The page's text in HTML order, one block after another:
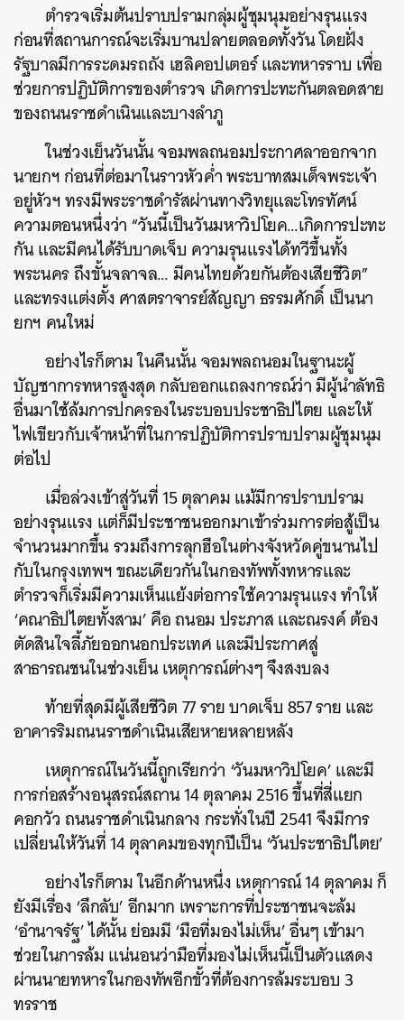
ตำรวจเริ่มต้นปราบปรามกลุ่มผู้ชุมนุมอย่างรุนแรง
ก่อนที่สถานการณ์จะเริ่มบานปลายตลอดทั้งวัน โดยฝั่ง
รัฐบาลมีการระดมรถถัง เฮลิคอปเตอร์ และทหารราบ เพื่อ
ช่วยการปฏิบัติการของตำรวจ เกิดการปะทะกันตลอดสาย
ของถนนราชดำเนินและบางลำภู
ในช่วงเย็นวันนั้น จอมพลถนอมประกาศลาออกจาก
นายกฯ ก่อนที่ต่อมาในราวหัวค่ำ พระบาทสมเด็จพระเจ้า
อยู่หัวฯ ทรงมีพระราชดำรัสผ่านทางวิทยุและโทรทัศน์
ความตอนหนึ่งว่า “วันนี้เป็นวันมหาวิปโยค…เกิดการปะทะ
กัน และมีคนได้รับบาดเจ็บ ความรุนแรงได้ทวีขึ้นทั้ง
พระนคร ถึงขั้นจลาจล… มีคนไทยด้วยกันต้องเสียชีวิต”
และทรงแต่งตั้ง ศาสตราจารย์สัญญา ธรรมศักดิ์ เป็นนา
ยกฯ คนใหม่
อย่างไรก็ตาม ในคืนนั้น จอมพลถนอมในฐานะผู้
บัญชาการทหารสูงสุด กลับออกแถลงการณ์ว่า มีผู้นำลัทธิ
อื่นมาใช้ล้มการปกครองในระบอบประชาธิปไตย และให้
ไฟเขียวกับเจ้าหน้าที่ในการปฏิบัติการปราบปรามผู้ชุมนุม
ต่อไป
เมื่อล่วงเข้าสู่วันที่ 15 ตุลาคม แม้มีการปราบปราม
อย่างรุนแรง แต่ก็มีประชาชนออกมาเข้าร่วมการต่อสู้เป็น
จำนวนมากขึ้น รวมถึงการลุกฮือในต่างจังหวัดคู่ขนานไป
กับในกรุงเทพฯ ขณะเดียวกันในกองทัพทั้งทหารและ
ตำรวจก็เริ่มมีความเห็นแย้งต่อการใช้ความรุนแรง ทำให้
‘คณาธิปไตยทั้งสาม’ คือ ถนอม ประภาส และณรงค์ ต้อง
ตัดสินใจลี้ภัยออกนอกประเทศ และมีประกาศสู่
สาธารณชนในช่วงเย็น เหตุการณ์ต่างๆ จึงสงบลง
ท้ายที่สุดมีผู้เสียชีวิต 77 ราย บาดเจ็บ 857 ราย และ
อาคารริมถนนราชดำเนินเสียหายหลายหลัง
เหตุการณ์ในวันนี้ถูกเรียกว่า ‘วันมหาวิปโยค’ และมี
การก่อสร้างอนุสรณ์สถาน 14 ตุลาคม 2516 ขึ้นที่สี่แยก
คอกวัว ถนนราชดำเนินกลาง กระทั่งในปี 2541 จึงมีการ
เปลี่ยนให้วันที่ 14 ตุลาคมของทุกปีเป็น ‘วันประชาธิปไตย’
อย่างไรก็ตาม ในอีกด้านหนึ่ง เหตุการณ์ 14 ตุลาคม ก็
ยังมีเรื่อง ‘ลึกลับ’ อีกมาก เพราะการที่ประชาชนจะล้ม
‘อำนาจรัฐ’ ได้นั้น ย่อมมี ‘มือที่มองไม่เห็น’ อื่นๆ เข้ามา
ช่วยในการล้ม แน่นอนว่ามือที่มองไม่เห็นนี้เป็นตัวแสดง
ผ่านนายทหารในกองทัพอีกขั้วที่ต้องการล้มระบอบ 3
ทรราช